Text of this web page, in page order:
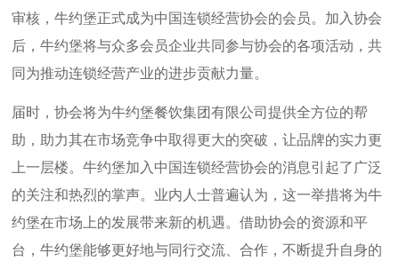
审核，牛约堡正式成为中国连锁经营协会的会员。加入协会
后，牛约堡将与众多会员企业共同参与协会的各项活动，共
同为推动连锁经营产业的进步贡献力量。
届时，协会将为牛约堡餐饮集团有限公司提供全方位的帮
助，助力其在市场竞争中取得更大的突破，让品牌的实力更
上一层楼。牛约堡加入中国连锁经营协会的消息引起了广泛
的关注和热烈的掌声。业内人士普遍认为，这一举措将为牛
约堡在市场上的发展带来新的机遇。借助协会的资源和平
台，牛约堡能够更好地与同行交流、合作，不断提升自身的